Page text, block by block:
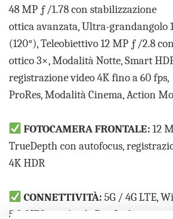
48 MP ƒ/1.78 con stabilizzazione
ottica avanzata, Ultra-grandangolo
(120°), Teleobiettivo 12 MP ƒ/2.8
ottico 3×, Modalità Notte, Smart
registrazione video 4K fino a 60 fps,
ProRes, Modalità Cinema, Action
FOTOCAMERA FRONTALE:12
TrueDepth con autofocus,
4K HDR
CONNETTIVITÀ:5G / 4G LTE,
5.3, NFC con Apple Pay, Lightning